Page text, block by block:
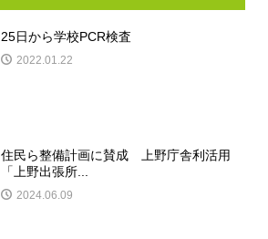
25日から学校PCR検査
2022.01.22
住民ら整備計画に賛成 上野庁舎利活用
「上野出張所...
2024.06.09